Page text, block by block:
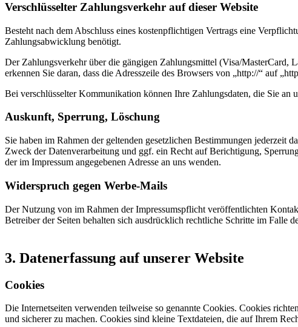
Verschlüsselter Zahlungsverkehr auf dieser Website
Besteht nach dem Abschluss eines kostenpflichtigen Vertrags eine
Zahlungsabwicklung benötigt.
Der Zahlungsverkehr über die gängigen Zahlungsmittel (Visa/MasterCard,
erkennen Sie daran, dass die Adresszeile des Browsers von „http://“ auf
Bei verschlüsselter Kommunikation können Ihre Zahlungsdaten, die Sie an
Auskunft, Sperrung, Löschung
Sie haben im Rahmen der geltenden gesetzlichen Bestimmungen jederzeit
Zweck der Datenverarbeitung und ggf. ein Recht auf Berichtigung,
der im Impressum angegebenen Adresse an uns wenden.
Widerspruch gegen Werbe-Mails
Der Nutzung von im Rahmen der Impressumspflicht veröffentlichten
Betreiber der Seiten behalten sich ausdrücklich rechtliche Schritte im Falle
3. Datenerfassung auf unserer Website
Cookies
Die Internetseiten verwenden teilweise so genannte Cookies. Cookies
und sicherer zu machen. Cookies sind kleine Textdateien, die auf Ihrem